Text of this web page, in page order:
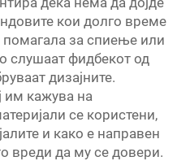
кои долго време
помагала за спиење или
слушаат фидбекот од
дизајните.
им кажува на
се користени,
и како е направен
вреди да му се довери.